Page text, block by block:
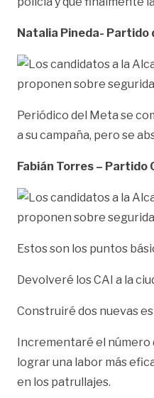
Natalia Pineda- Partido
Periódico del Meta se
a su campaña, pero se
Fabián Torres – Partido
Estos son los puntos
Devolveré los CAI a la
Construiré dos nuevas
Incrementaré el número
lograr una labor más
en los patrullajes.